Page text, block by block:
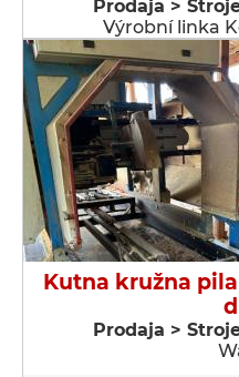
Prodaja >
Výrobní linka
Kutna kružna
Prodaja >